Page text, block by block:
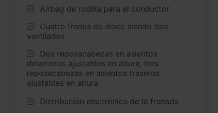
Airbag de rodilla para el conductor
ventilados
delanteros ajustables en altura, tres
reposacabezas en asientos traseros
ajustables en altura
Distribución electrónica de la frenada